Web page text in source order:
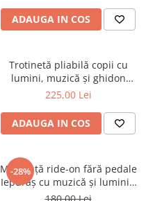
ADAUGA IN COS
Trotinetă pliabilă copii cu
lumini, muzică și ghidon
reglabil - Navy Rider
225,00 Lei
ADAUGA IN COS
-28%
Mașinuță ride-on fără pedale
Iepuraș cu muzică și lumini -
Albastru